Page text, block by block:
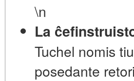
\n
La
Tuchel nomis
posedante